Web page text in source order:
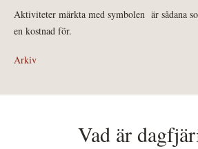
Aktiviteter märkta med symbolen är sådana
en kostnad för.
Arkiv
Vad är